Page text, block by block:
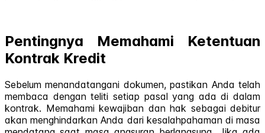
Pentingnya Memahami Ketentuan
Kontrak Kredit
Sebelum menandatangani dokumen, pastikan Anda telah
membaca dengan teliti setiap pasal yang ada di dalam
kontrak. Memahami kewajiban dan hak sebagai debitur
akan menghindarkan Anda dari kesalahpahaman di masa